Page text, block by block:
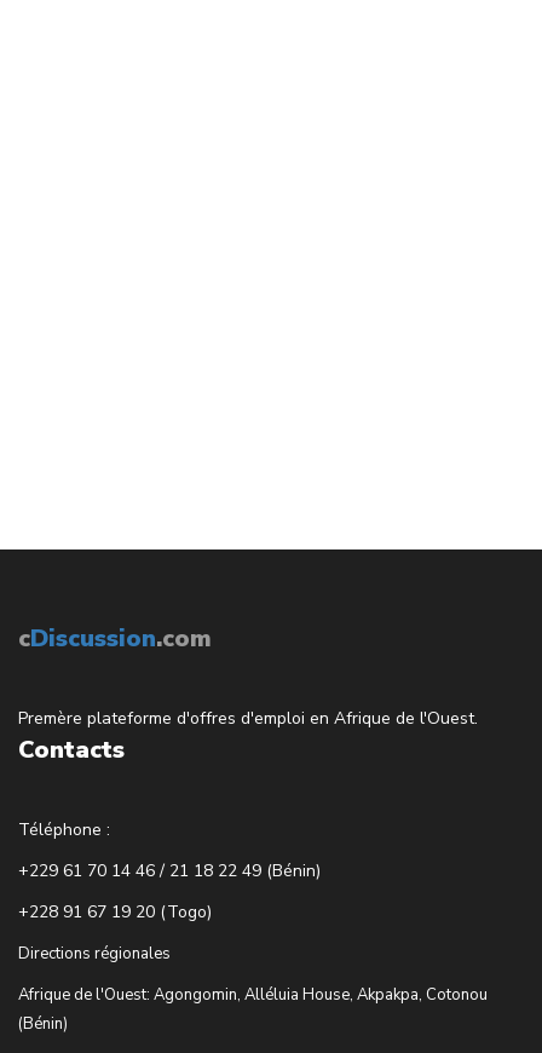
cDiscussion.com
Premère plateforme d'offres d'emploi en Afrique de l'Ouest.
Contacts
Téléphone :
+229 61 70 14 46 / 21 18 22 49 (Bénin)
+228 91 67 19 20 (Togo)
Directions régionales
Afrique de l'Ouest: Agongomin, Alléluia House, Akpakpa, Cotonou
(Bénin)